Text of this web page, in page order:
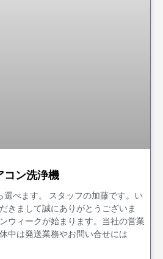
コン洗浄機
べます。 スタッフの加藤です。い
きまして誠にありがとうございま
ウィークが始まります。当社の営業
中は発送業務やお問い合せには